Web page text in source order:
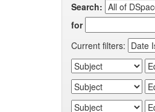
Search:
for
Current filters: